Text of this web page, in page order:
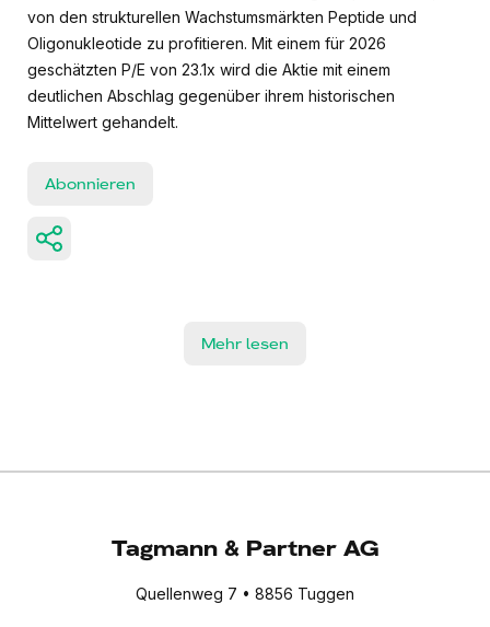
von den strukturellen Wachstumsmärkten Peptide und
Oligonukleotide zu profitieren. Mit einem für 2026
geschätzten P/E von 23.1x wird die Aktie mit einem
deutlichen Abschlag gegenüber ihrem historischen
Mittelwert gehandelt.
Abonnieren
Mehr lesen
Tagmann & Partner AG
Quellenweg 7 • 8856 Tuggen